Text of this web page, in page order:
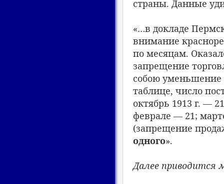
страны. Данные
«…в докладе
внимание
по месяцам.
запрещение
собою уменьшение
таблице, число
октябрь 1913 г. —
феврале — 21;
(запрещение
одного».
Далее приводится